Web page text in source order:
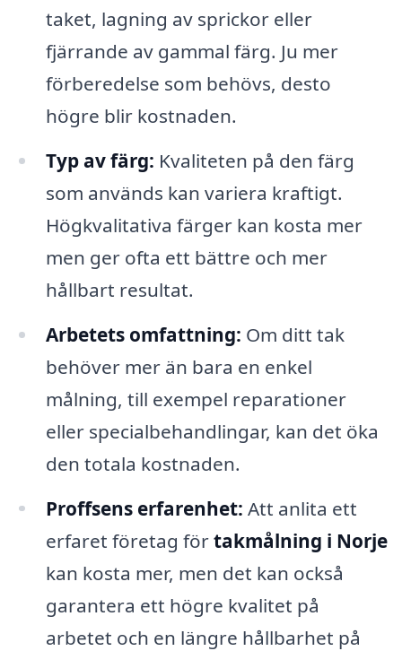
taket, lagning av sprickor eller
fjärrande av gammal färg. Ju mer
förberedelse som behövs, desto
högre blir kostnaden.
Typ av färg: Kvaliteten på den färg
som används kan variera kraftigt.
Högkvalitativa färger kan kosta mer
men ger ofta ett bättre och mer
hållbart resultat.
Arbetets omfattning: Om ditt tak
behöver mer än bara en enkel
målning, till exempel reparationer
eller specialbehandlingar, kan det öka
den totala kostnaden.
Proffsens erfarenhet: Att anlita ett
erfaret företag förtakmålning i Norje
kan kosta mer, men det kan också
garantera ett högre kvalitet på
arbetet och en längre hållbarhet på